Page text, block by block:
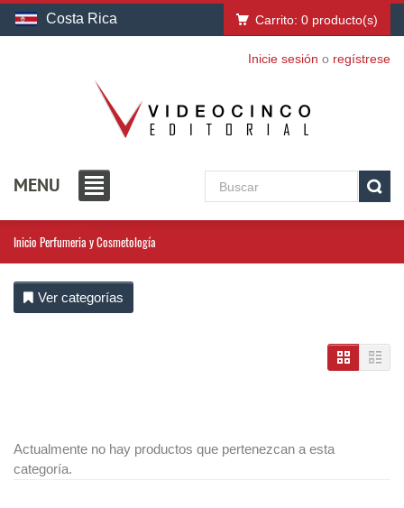
Costa Rica Carrito: 0 producto(s)
Inicie sesión o regístrese
MENU
Inicio Perfumeria y Cosmetología
Ver categorías
Actualmente no hay productos que pertenezcan a esta
categoría.